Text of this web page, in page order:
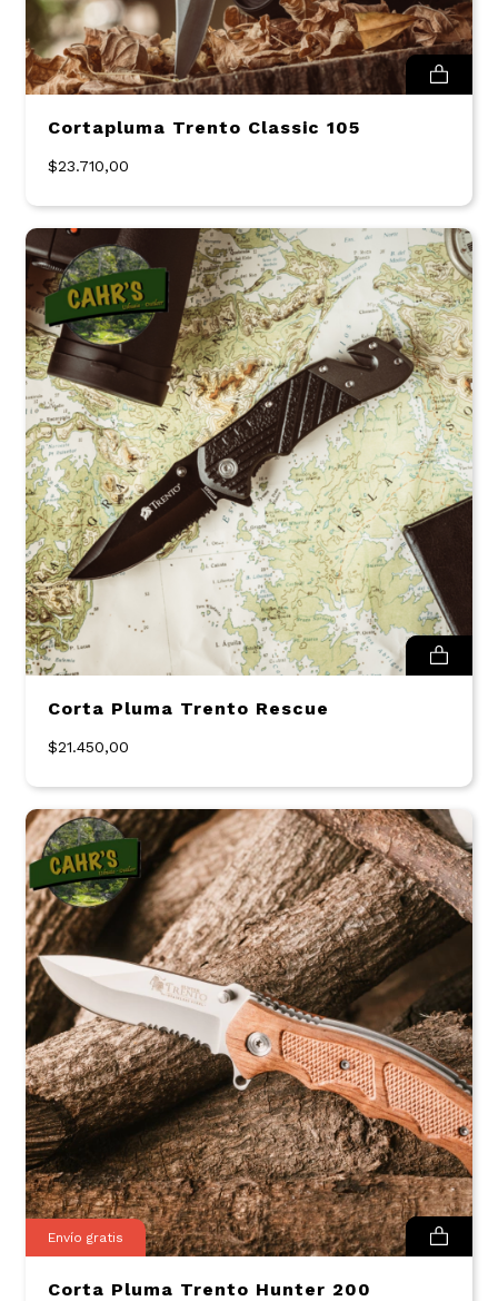
Cortapluma Trento Classic 105
$23.710,00
Corta Pluma Trento Rescue
$21.450,00
Envío gratis
Corta Pluma Trento Hunter 200